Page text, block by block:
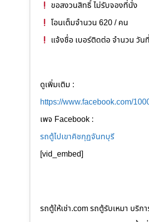
ขอสงวนสิทธิ์ ไม่รับจองที่นั่ง
โอนเต็มจำนวน 620 / คน
แจ้งชื่อ เบอร์ติดต่อ จำนวน วัน
ดูเพิ่มเติม :
https://www.facebook.com/
เพจ Facebook :
รถตู้ไปเขาคิชกุฏจันทบุรี
[vid_embed]
รถตู้ให้เช่า.com รถตู้รับเหมา บริ